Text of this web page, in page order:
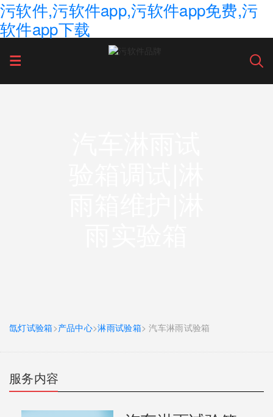
污软件,污软件app,污软件app免费,污
软件app下载
氙灯试验箱>产品中心>淋雨试验箱> 汽车淋雨试验箱
服务内容